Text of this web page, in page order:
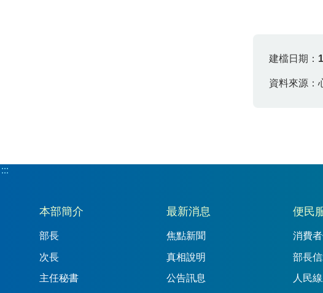
建檔日期：
資料來源：
:::
:::
本部簡介
部長
次長
主任秘書
最新消息
焦點新聞
真相說明
公告訊息
便民
消費
部長
人民